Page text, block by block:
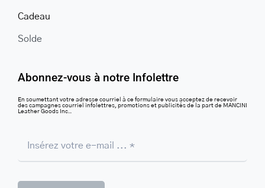
Cadeau
Solde
Abonnez-vous à notre Infolettre
En soumettant votre adresse courriel à ce formulaire vous acceptez de recevoir
des campagnes courriel infolettres, promotions et publicités de la part de MANCINI
Leather Goods Inc..